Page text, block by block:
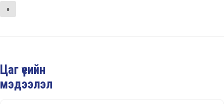
»
Цаг үеийн
мэдээлэл